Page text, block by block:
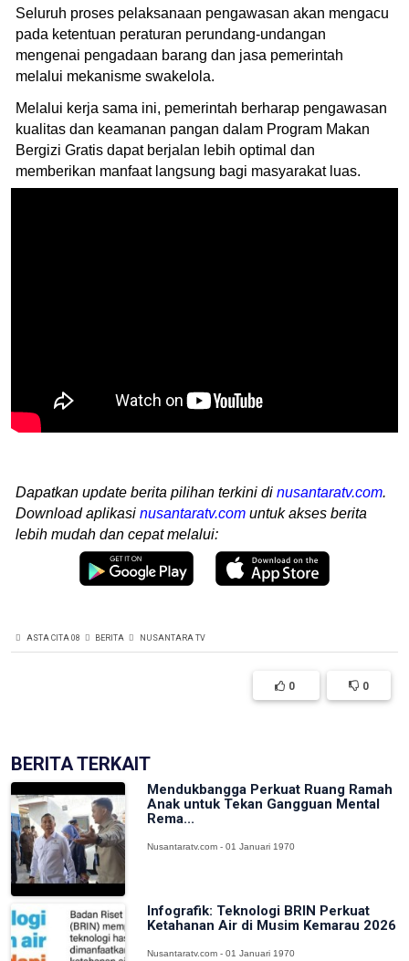
Seluruh proses pelaksanaan pengawasan akan mengacu
pada ketentuan peraturan perundang-undangan
mengenai pengadaan barang dan jasa pemerintah
melalui mekanisme swakelola.
Melalui kerja sama ini, pemerintah berharap pengawasan
kualitas dan keamanan pangan dalam Program Makan
Bergizi Gratis dapat berjalan lebih optimal dan
memberikan manfaat langsung bagi masyarakat luas.
Dapatkan update berita pilihan terkini di nusantaratv.com.
Download aplikasi nusantaratv.com untuk akses berita
lebih mudah dan cepat melalui:
ASTA CITA 08 BERITA NUSANTARA TV
0 0
BERITA TERKAIT
Mendukbangga Perkuat Ruang Ramah
Anak untuk Tekan Gangguan Mental
Rema...
Nusantaratv.com - 01 Januari 1970
Infografik: Teknologi BRIN Perkuat
Ketahanan Air di Musim Kemarau 2026
Nusantaratv.com - 01 Januari 1970